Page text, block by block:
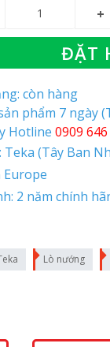
ĐẶT
còn hàng
phẩm 7 ngày
Hotline 0909
Teka (Tây Ban
Europe
2 năm chính
Lò nướng